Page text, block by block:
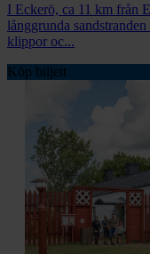
I Eckerö, ca 11 km från
långgrunda
klippor oc...
Köp biljett